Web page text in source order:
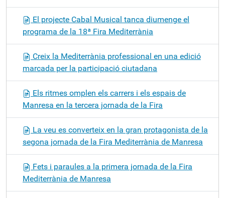
El projecte Cabal Musical tanca diumenge el
programa de la 18ª Fira Mediterrània
Creix la Mediterrània professional en una edició
marcada per la participació ciutadana
Els ritmes omplen els carrers i els espais de
Manresa en la tercera jornada de la Fira
La veu es converteix en la gran protagonista de la
segona jornada de la Fira Mediterrània de Manresa
Fets i paraules a la primera jornada de la Fira
Mediterrània de Manresa